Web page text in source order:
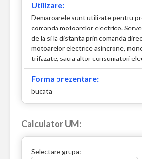
Utilizare:
Demaroarele sunt utilizate pentru
comanda motoarelor electrice.
de la si la distanta prin comanda
motoarelor electrice asincrone,
trifazate, sau a altor consumatori
Forma prezentare:
bucata
Calculator UM:
Selectare grupa: